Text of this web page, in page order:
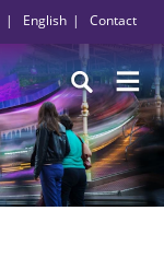
English Contact